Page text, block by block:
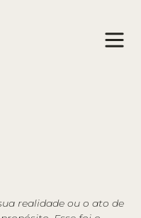
realidade ou o ato de